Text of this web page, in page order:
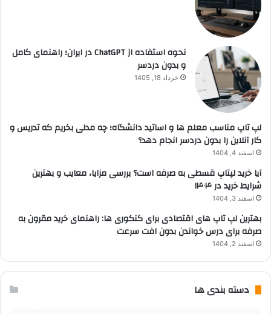
نحوه استفاده از ChatGPT در ایران؛ راهنمای کامل
و بدون دردسر
خرداد 18, 1405
لپ تاپ مناسب معلم ها و اساتید دانشگاه؛ چه مدلی بخریم که تدریس و
کار آنلاین را بدون دردسر انجام دهد؟
اسفند 4, 1404
آیا خرید لپتاپ قسطی به صرفه است؟ بررسی مزایا، معایب و بهترین
شرایط خرید در ۱۴۰۴
اسفند 3, 1404
بهترین لپ تاپ های اقتصادی برای کنکوری ها: راهنمای خرید مقرون به
صرفه برای درس خواندن بدون افت سرعت
اسفند 2, 1404
دسته بندی ها